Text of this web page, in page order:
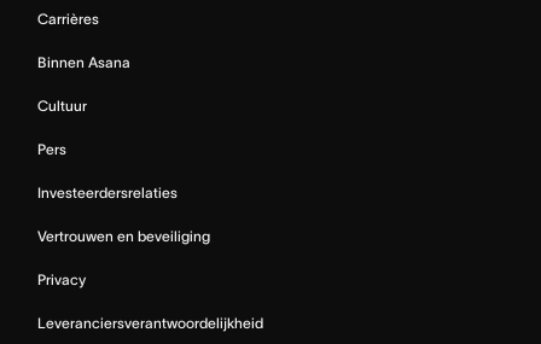
Carrières
Binnen Asana
Cultuur
Pers
Investeerdersrelaties
Vertrouwen en beveiliging
Privacy
Leveranciersverantwoordelijkheid